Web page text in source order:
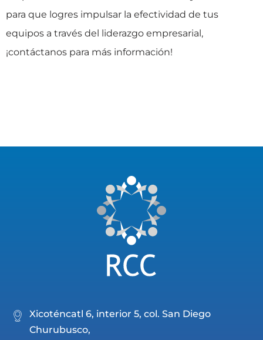
para que logres impulsar la efectividad de tus
equipos a través del liderazgo empresarial,
¡contáctanos para más información!
Xicoténcatl 6, interior 5, col. San Diego
Churubusco,